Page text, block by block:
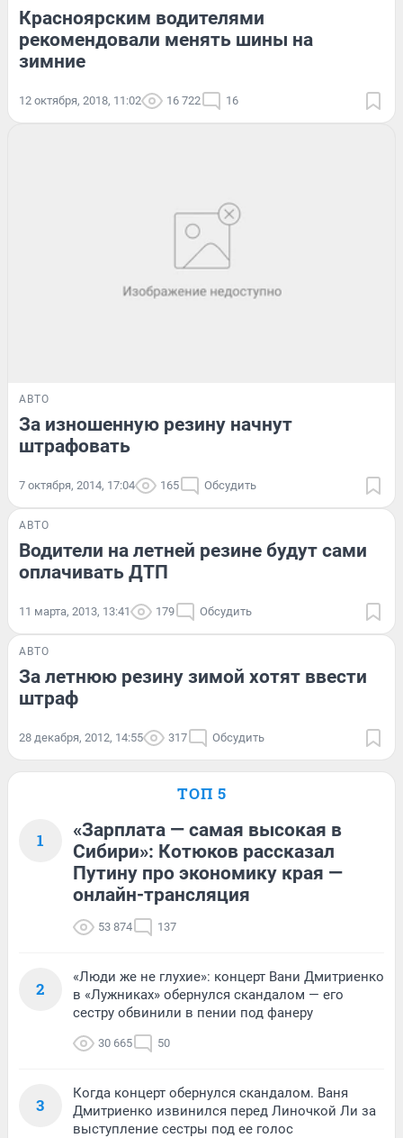
Красноярским водителями
рекомендовали менять шины на
зимние
12 октября, 2018, 11:02 16 722 16
АВТО
За изношенную резину начнут
штрафовать
7 октября, 2014, 17:04 165 Обсудить
АВТО
Водители на летней резине будут сами
оплачивать ДТП
11 марта, 2013, 13:41 179 Обсудить
АВТО
За летнюю резину зимой хотят ввести
штраф
28 декабря, 2012, 14:55 317 Обсудить
ТОП 5
1
«Зарплата — самая высокая в
Сибири»: Котюков рассказал
Путину про экономику края —
онлайн-трансляция
53 874 137
2
«Люди же не глухие»: концерт Вани Дмитриенко
в «Лужниках» обернулся скандалом — его
сестру обвинили в пении под фанеру
30 665 50
3
Когда концерт обернулся скандалом. Ваня
Дмитриенко извинился перед Линочкой Ли за
выступление сестры под ее голос